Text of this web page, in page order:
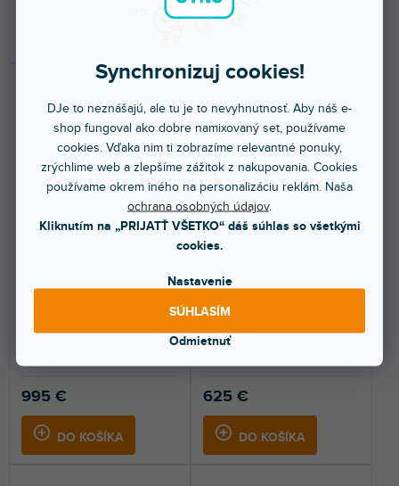
Synchronizuj cookies!
DJe to neznášajú, ale tu je to nevyhnutnosť. Aby náš e-
shop fungoval ako dobre namixovaný set, používame
cookies. Vďaka nim ti zobrazíme relevantné ponuky,
zrýchlime web a zlepšíme zážitok z nakupovania. Cookies
používame okrem iného na personalizáciu reklám. Naša
ochrana osobných údajov.
Kliknutím na „PRIJATŤ VŠETKO“ dáš súhlas so všetkými
cookies.
Nastavenie
Odmietnuť
SÚHLASÍM
995 €
DO KOŠÍKA
Aktívny subwoofer, 15", 1200W
Class-D zosilňovač, integrovaný
Sonar 115 Sub D
Skladom na predajni
625 €
DO KOŠÍKA
Aktívny subwoofer, 1x 15", 1500
W, DSP jednotka, LCD, Cardioid